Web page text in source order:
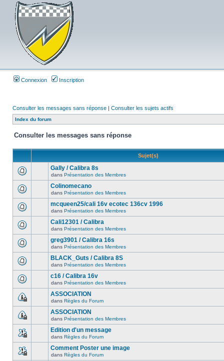
Connexion Inscription
Consulter les messages sans réponse | Consulter les sujets actifs
Index du forum
Consulter les messages sans réponse
Sujet(s)
Gally / Calibra 8s
dans Présentation des Membres
Colinomecano
dans Présentation des Membres
mcqueen25/cali 16v ecotec 136cv 1996
dans Présentation des Membres
Cali12301 / Calibra
dans Présentation des Membres
greg3901 / Calibra 16s
dans Présentation des Membres
BLACK_Guts / Calibra 8S
dans Présentation des Membres
c16 / Calibra 16v
dans Présentation des Membres
ASSOCIATION
dans Règles du Forum
ASSOCIATION
dans Présentation des Membres
Edition d'un message
dans Règles du Forum
Comment Poster une image
dans Règles du Forum